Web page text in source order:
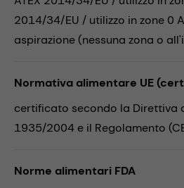
2014/34/EU / utilizzo in zone 0
aspirazione (nessuna zona o
Normativa alimentare UE
certificato secondo la Direttiva
1935/2004 e il Regolamento
Norme alimentari FDA